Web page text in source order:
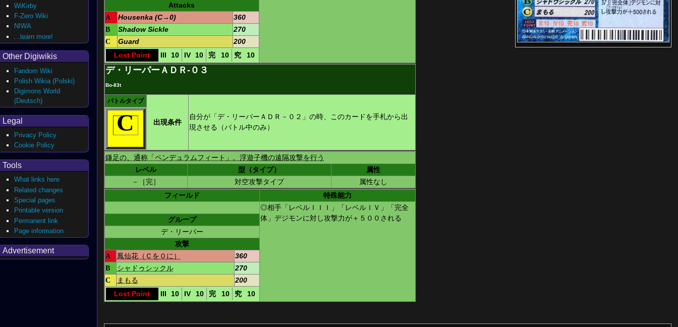
Attacks
A
Housenka (C→0)
360
B
Shadow Sickle
270
C
Guard
200
Lost Point
III 10 IV 10 完 10 究 10
デ・リーパーＡＤＲ-０３
Bo-83t
バトルタイプ
出現条件
自分が「デ・リーパーＡＤＲ－０２」の時、このカードを手札から出
現させる（バトル中のみ）
C
鎌足の、通称「ペンデュラムフィート」。浮遊子機の遠隔攻撃を行う
レベル
型（タイプ）
属性
－［完］
対空攻撃タイプ
属性なし
フィールド
特殊能力
◎相手「レベルＩＩＩ」「レベルＩＶ」「完全
体」デジモンに対し攻撃力が＋５００される
グループ
デ・リーパー
攻撃
A
鳳仙花（Ｃを０に）
360
B
シャドゥシックル
270
C
まもる
200
Lost Point
III 10 IV 10 完 10 究 10
WiKirby
F-Zero Wiki
NIWA
...learn more!
Other Digiwikis
Fandom Wiki
Polish Wikia (Polski)
Digimons World
(Deutsch)
Legal
Privacy Policy
Cookie Policy
Tools
What links here
Related changes
Special pages
Printable version
Permanent link
Page information
Advertisement